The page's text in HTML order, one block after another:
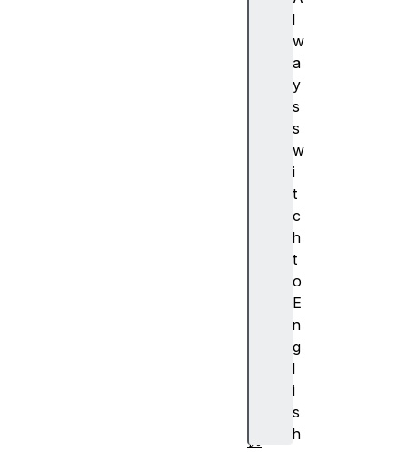
l
w
a
y
s
s
w
i
t
c
h
t
o
E
n
g
l
i
s
h
透